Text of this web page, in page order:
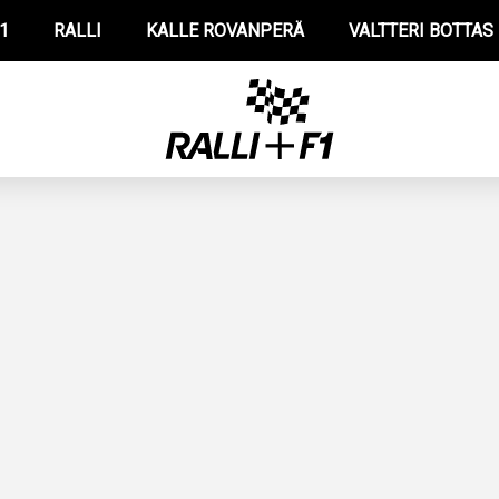
RALLI KALLE ROVANPERÄ VALTTERI BOTTAS